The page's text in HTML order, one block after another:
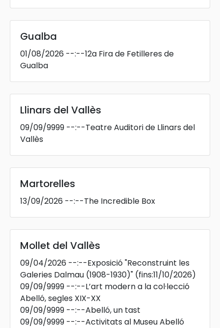
Gualba
01/08/2026 --:--12a Fira de Fetilleres de
Gualba
Llinars del Vallès
09/09/9999 --:--Teatre Auditori de Llinars del
Vallès
Martorelles
13/09/2026 --:--The Incredible Box
Mollet del Vallès
09/04/2026 --:--Exposició "Reconstruint les
Galeries Dalmau (1908-1930)" (fins:11/10/2026)
09/09/9999 --:--L’art modern a la col·lecció
Abelló, segles XIX-XX
09/09/9999 --:--Abelló, un tast
09/09/9999 --:--Activitats al Museu Abelló